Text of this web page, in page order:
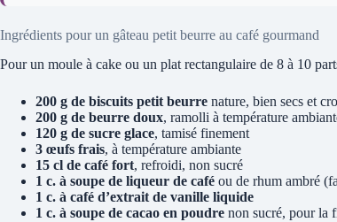
Ingrédients pour un gâteau petit beurre au café gourmand
Pour un moule à cake ou un plat rectangulaire de 8 à 10
200 g de biscuits petit beurre nature, bien secs et
200 g de beurre doux, ramolli à température
120 g de sucre glace, tamisé finement
3 œufs frais, à température ambiante
15 cl de café fort, refroidi, non sucré
1 c. à soupe de liqueur de café ou de rhum ambré
1 c. à café d’extrait de vanille liquide
1 c. à soupe de cacao en poudre non sucré, pour la